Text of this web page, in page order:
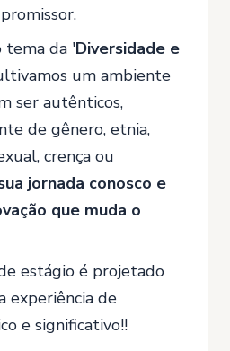
tema da 'Diversidade e
um ambiente
ser autênticos,
de gênero, etnia,
crença ou
jornada conosco e
que muda o
estágio é projetado
experiência de
e significativo!!